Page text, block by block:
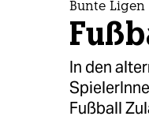
Bunte Ligen
In den
Fußball